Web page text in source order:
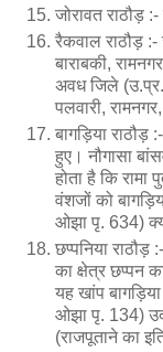
जोरावत राठौड़
रैकवाल राठौड़
बाराबकी,
अवध जिले
पलवारी,
बागड़िया
हुए। नौगासा
होता है कि रामा
वंशजों को
ओझा पृ. 634)
छप्पनिया राठौड़
का क्षेत्र छप्पन
यह खांप
ओझा पृ. 134)
(राजपूताने का